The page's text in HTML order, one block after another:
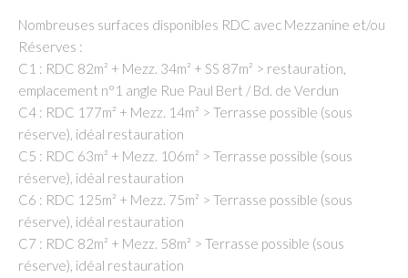
Nombreuses surfaces disponibles RDC avec Mezzanine et/ou
Réserves :
C1 : RDC 82m² + Mezz. 34m² + SS 87m² > restauration,
emplacement n°1 angle Rue Paul Bert / Bd. de Verdun
C4 : RDC 177m² + Mezz. 14m² > Terrasse possible (sous
réserve), idéal restauration
C5 : RDC 63m² + Mezz. 106m² > Terrasse possible (sous
réserve), idéal restauration
C6 : RDC 125m² + Mezz. 75m² > Terrasse possible (sous
réserve), idéal restauration
C7 : RDC 82m² + Mezz. 58m² > Terrasse possible (sous
réserve), idéal restauration